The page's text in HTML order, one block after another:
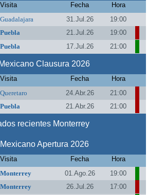
Visita Fecha
Hora
Guadalajara 31.Jul.26
19:00
Puebla 21.Jul.26
19:00
Puebla 17.Jul.26 21:00
Clausura 2026
Visita Fecha
Hora
Queretaro 24.Abr.26
21:00
Puebla 21.Abr.26 21:00
recientes Monterrey
Apertura 2026
Visita Fecha
Hora
Monterrey 01.Ago.26
19:00
Monterrey 26.Jul.26
17:00